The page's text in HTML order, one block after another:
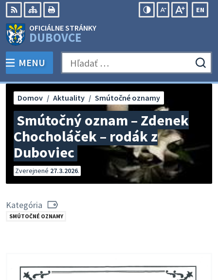
Preskočiť
na
obsah
RSS Mapa
EN
OFICIÁLNE STRÁNKY
DUBOVCE
PREPNÚŤ
MENU Hľadať:
Smútočný oznam – Zdenek
Chocholáček – rodák z
Duboviec
Domov Aktuality Smútočné oznamy
Zverejnené 27.3.2026.
Kategória
SMÚTOČNÉ OZNAMY